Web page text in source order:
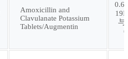
第七十二批
第七十四批
Amoxicillin and
Clavulanate Potassium
Tablets/Augmentin
与